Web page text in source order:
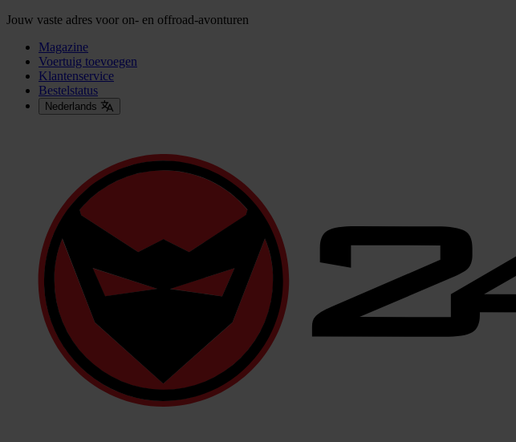
Jouw vaste adres voor on- en offroad-avonturen
Magazine
Voertuig toevoegen
Klantenservice
Bestelstatus
Nederlands